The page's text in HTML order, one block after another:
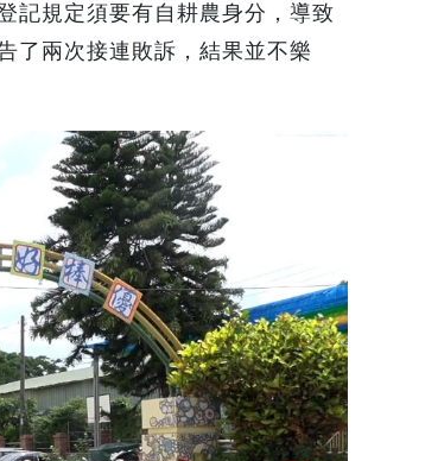
記規定須要有自耕農身分，導致
了兩次接連敗訴，結果並不樂